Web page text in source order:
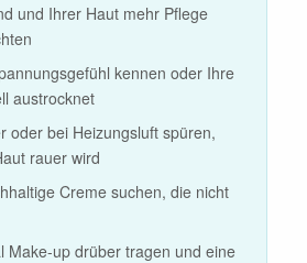
und Ihrer Haut mehr Pflege
kennen oder Ihre
austrocknet
oder bei Heizungsluft spüren,
rauer wird
Creme suchen, die nicht
Make-up drüber tragen und eine